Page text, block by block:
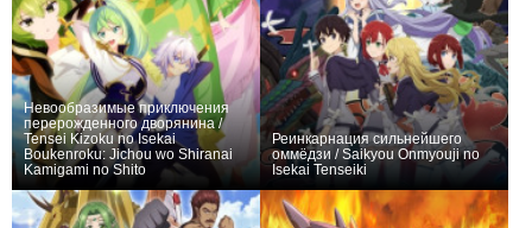
Невообразимые приключения
перерожденного дворянина /
Tensei Kizoku no Isekai
Boukenroku: Jichou wo Shiranai
Kamigami no Shito
Реинкарнация сильнейшего
оммёдзи / Saikyou Onmyouji no
Isekai Tenseiki